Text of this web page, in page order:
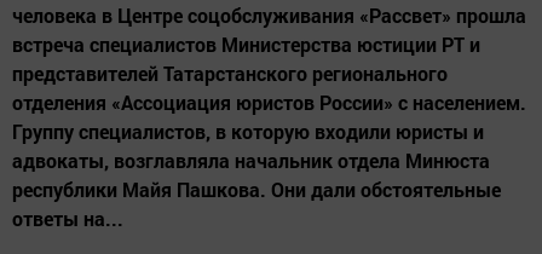
человека в Центре соцобслуживания «Рассвет» прошла
встреча специалистов Министерства юстиции РТ и
представителей Татарстанского регионального
отделения «Ассоциация юристов России» с населением.
Группу специалистов, в которую входили юристы и
адвокаты, возглавляла начальник отдела Минюста
республики Майя Пашкова. Они дали обстоятельные
ответы на...